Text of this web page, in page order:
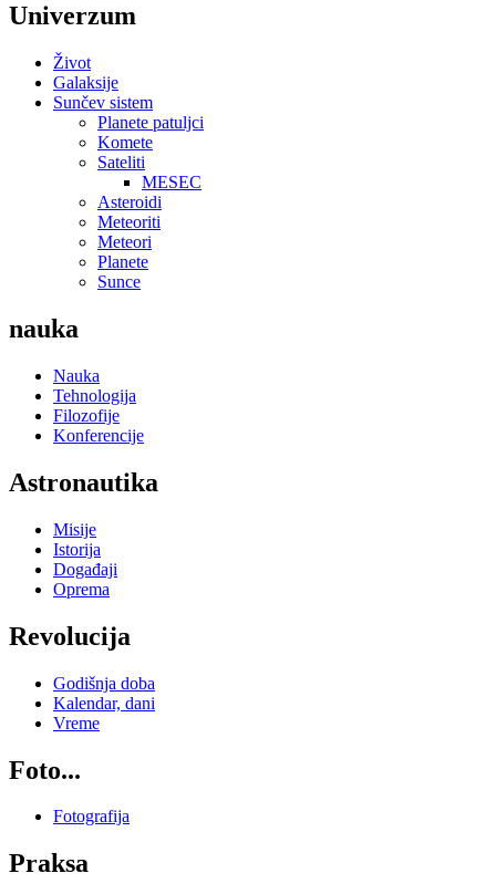
Univerzum
Život
Galaksije
Sunčev sistem
Planete patuljci
Komete
Sateliti
MESEC
Asteroidi
Meteoriti
Meteori
Planete
Sunce
nauka
Nauka
Tehnologija
Filozofije
Konferencije
Astronautika
Misije
Istorija
Događaji
Oprema
Revolucija
Godišnja doba
Kalendar, dani
Vreme
Foto...
Fotografija
Praksa